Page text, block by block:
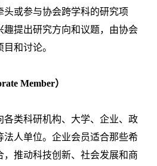
头或参与协会跨学科的研究项
趣提出研究方向和议题，由协会
和讨论。
Member）
各类科研机构、大学、企业、政
法人单位。企业会员适合那些希
，推动科技创新、社会发展和商